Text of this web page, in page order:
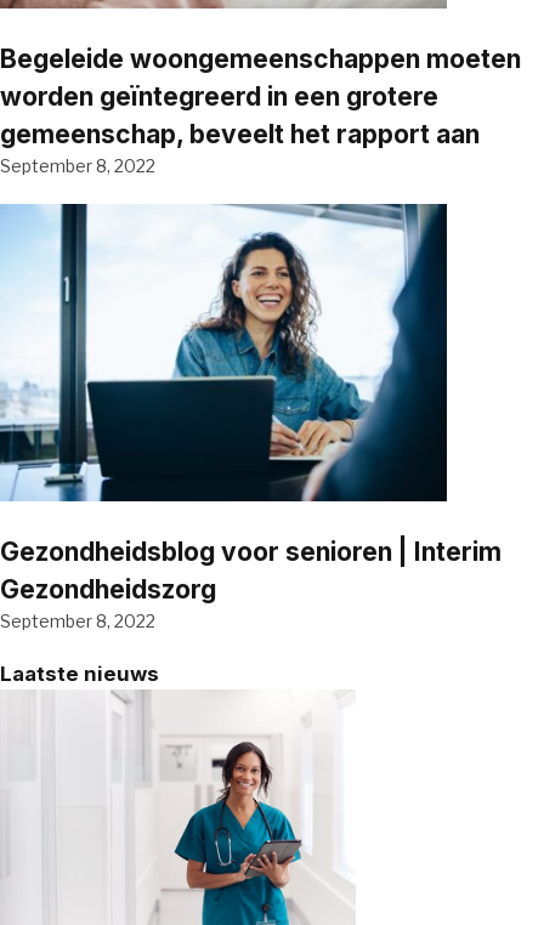
Begeleide woongemeenschappen moeten
worden geïntegreerd in een grotere
gemeenschap, beveelt het rapport aan
September 8, 2022
Gezondheidsblog voor senioren | Interim
Gezondheidszorg
September 8, 2022
Laatste nieuws